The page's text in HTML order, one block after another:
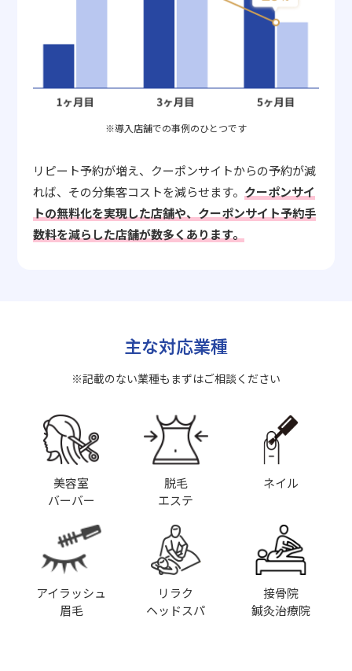
※導入店舗での事例のひとつです
リピート予約が増え、クーポンサイトからの予約が減
れば、その分集客コストを減らせます。クーポンサイ
トの無料化を実現した店舗や、クーポンサイト予約手
数料を減らした店舗が数多くあります。
主な対応業種
※記載のない業種もまずはご相談ください
美容室
バーバー
脱毛
エステ
ネイル
アイラッシュ
眉毛
リラク
ヘッドスパ
接骨院
鍼灸治療院